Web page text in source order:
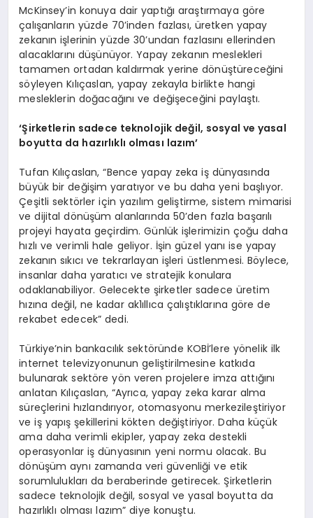
McKinsey’in konuya dair yaptığı araştırmaya göre
çalışanların yüzde 70’inden fazlası, üretken yapay
zekanın işlerinin yüzde 30’undan fazlasını ellerinden
alacaklarını düşünüyor. Yapay zekanın meslekleri
tamamen ortadan kaldırmak yerine dönüştüreceğini
söyleyen Kılıçaslan, yapay zekayla birlikte hangi
mesleklerin doğacağını ve değişeceğini paylaştı.
‘Şirketlerin sadece teknolojik değil, sosyal ve yasal
boyutta da hazırlıklı olması lazım’
Tufan Kılıçaslan, “Bence yapay zeka iş dünyasında
büyük bir değişim yaratıyor ve bu daha yeni başlıyor.
Çeşitli sektörler için yazılım geliştirme, sistem mimarisi
ve dijital dönüşüm alanlarında 50’den fazla başarılı
projeyi hayata geçirdim. Günlük işlerimizin çoğu daha
hızlı ve verimli hale geliyor. İşin güzel yanı ise yapay
zekanın sıkıcı ve tekrarlayan işleri üstlenmesi. Böylece,
insanlar daha yaratıcı ve stratejik konulara
odaklanabiliyor. Gelecekte şirketler sadece üretim
hızına değil, ne kadar ak1ıllıca çalıştıklarına göre de
rekabet edecek” dedi.
Türkiye’nin bankacılık sektöründe KOBİ’lere yönelik ilk
internet televizyonunun geliştirilmesine katkıda
bulunarak sektöre yön veren projelere imza attığını
anlatan Kılıçaslan, “Ayrıca, yapay zeka karar alma
süreçlerini hızlandırıyor, otomasyonu merkezileştiriyor
ve iş yapış şekillerini kökten değiştiriyor. Daha küçük
ama daha verimli ekipler, yapay zeka destekli
operasyonlar iş dünyasının yeni normu olacak. Bu
dönüşüm aynı zamanda veri güvenliği ve etik
sorumlulukları da beraberinde getirecek. Şirketlerin
sadece teknolojik değil, sosyal ve yasal boyutta da
hazırlıklı olması lazım” diye konuştu.